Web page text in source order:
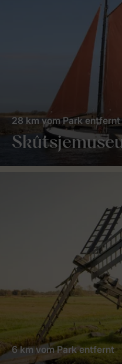
28 km vom Park entfernt
6 km vom Park entfernt